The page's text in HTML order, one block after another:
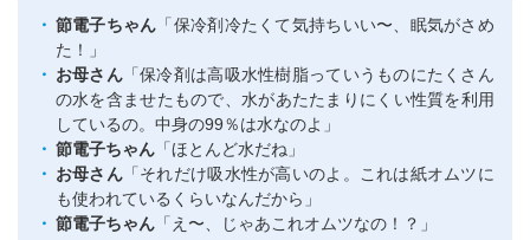
節電子ちゃん 「保冷剤冷たくて気持ちいい〜、眠気がさめ
た！」
お母さん「保冷剤は高吸水性樹脂っていうものにたくさん
の水を含ませたもので、水があたたまりにくい性質を利用
しているの。中身の99％は水なのよ」
節電子ちゃん「ほとんど水だね」
お母さん「それだけ吸水性が高いのよ。これは紙オムツに
も使われているくらいなんだから」
節電子ちゃん「え〜、じゃあこれオムツなの！？」